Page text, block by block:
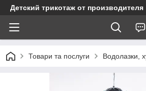
Детский трикотаж от производителя
Товари та послуги Водолазки,